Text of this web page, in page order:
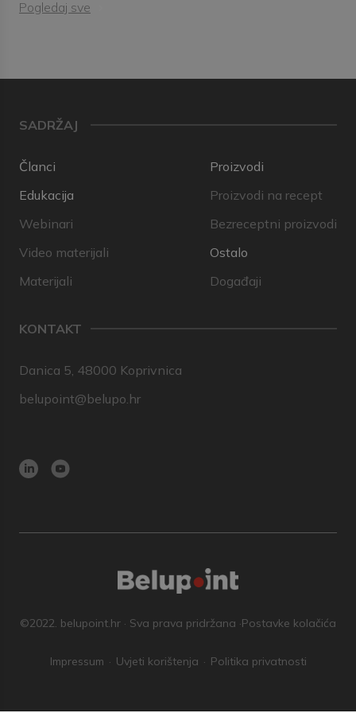
Pogledaj sve
SADRŽAJ
Članci
Edukacija
Webinari
Video materijali
Materijali
Proizvodi
Proizvodi na recept
Bezreceptni proizvodi
Ostalo
Događaji
KONTAKT
Danica 5, 48000 Koprivnica
belupoint@belupo.hr
©2022. belupoint.hr · Sva prava pridržana ·Postavke kolačića
Impressum Uvjeti korištenja Politika privatnosti